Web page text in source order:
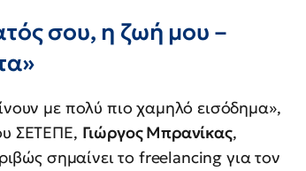
σου, η ζωή μου –
με πολύ πιο χαμηλό εισόδημα»,
ΣΕΤΕΠΕ, Γιώργος Μπρανίκας,
σημαίνει το freelancing για τον